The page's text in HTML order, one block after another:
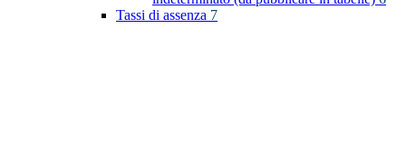
Tassi di assenza 7